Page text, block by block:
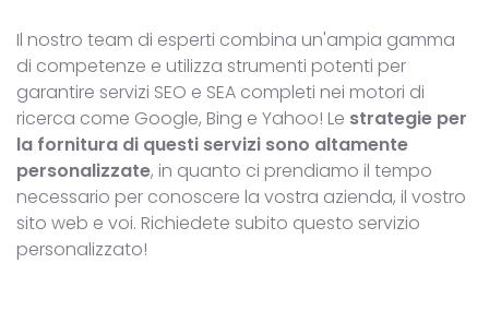
Il nostro team di esperti combina un'ampia gamma
di competenze e utilizza strumenti potenti per
garantire servizi SEO e SEA completi nei motori di
ricerca come Google, Bing e Yahoo! Le strategie per
la fornitura di questi servizi sono altamente
personalizzate, in quanto ci prendiamo il tempo
necessario per conoscere la vostra azienda, il vostro
sito web e voi. Richiedete subito questo servizio
personalizzato!